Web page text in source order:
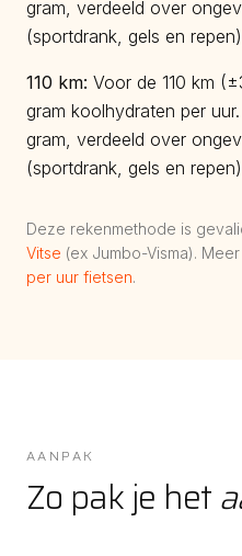
gram, verdeeld over
(sportdrank, gels en
110 km: Voor de 110 km
gram koolhydraten per
gram, verdeeld over
(sportdrank, gels en
Deze rekenmethode is
Vitse (ex Jumbo-Visma).
per uur fietsen.
AANPAK
Zo pak je het